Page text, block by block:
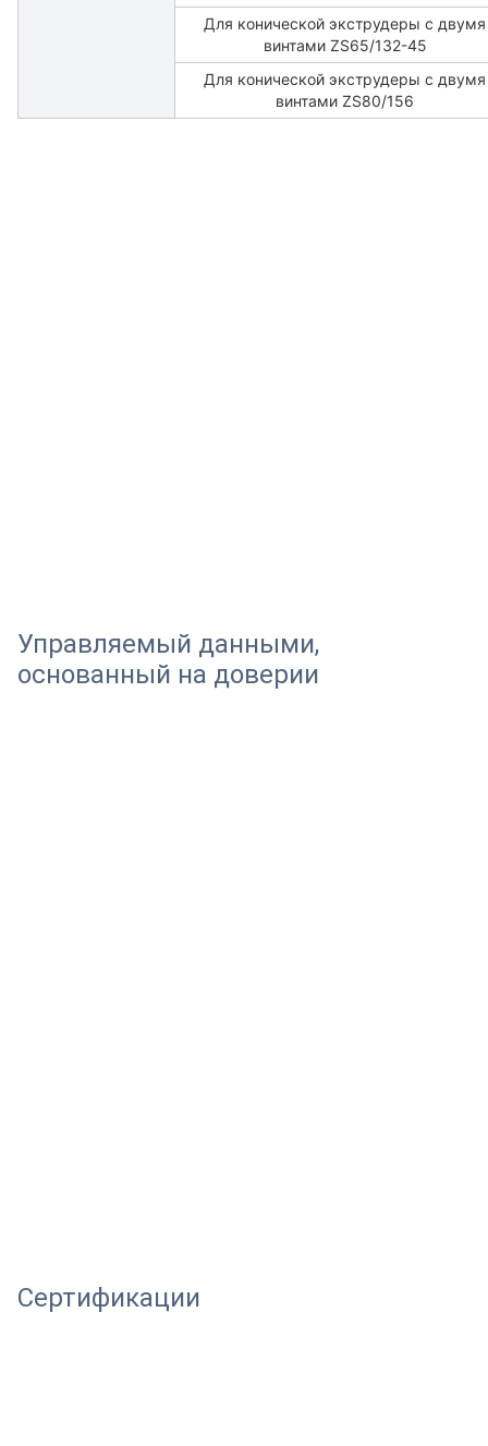
Для конической экструдеры с двумя
винтами ZS65/132-45
Для конической экструдеры с двумя
винтами ZS80/156
Управляемый данными,
основанный на доверии
Сертификации